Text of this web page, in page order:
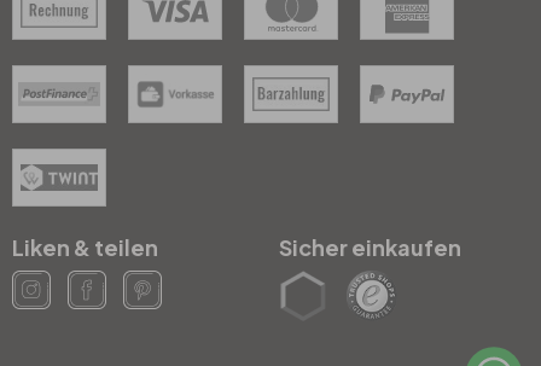
Liken & teilen Sicher einkaufen